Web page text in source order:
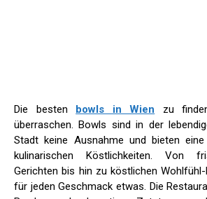
Die besten bowls in Wien zu
überraschen. Bowls sind in der
Stadt keine Ausnahme und bieten
kulinarischen Köstlichkeiten. Von
Gerichten bis hin zu köstlichen
für jeden Geschmack etwas. Die